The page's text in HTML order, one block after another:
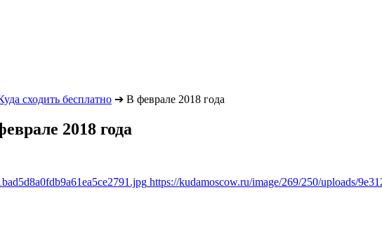
сходить бесплатно ➔ В феврале 2018 года
2018 года
https://kudamoscow.ru/image/269/250/uploads/